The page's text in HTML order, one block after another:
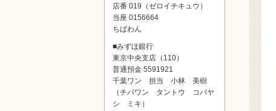
店番 019（ゼロイチキュウ）
当座 0156664
ちばわん
■みずほ銀行
東京中央支店（110）
普通預金 5591921
千葉ワン 担当 小林 美樹
（チバワン タントウ コバヤ
シ ミキ）